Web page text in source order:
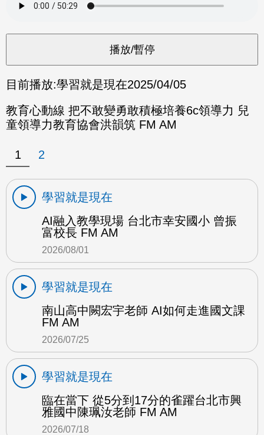
目前播放:學習就是現在2025/04/05
教育心動線 把不敢變勇敢積極培養6c領導力 兒
童領導力教育協會洪韻筑 FM AM
1 2
學習就是現在
AI融入教學現場 台北市幸安國小 曾振
富校長 FM AM
2026/08/01
學習就是現在
南山高中闕宏宇老師 AI如何走進國文課
FM AM
2026/07/25
學習就是現在
臨在當下 從5分到17分的雀躍台北市興
雅國中陳珮汝老師 FM AM
2026/07/18